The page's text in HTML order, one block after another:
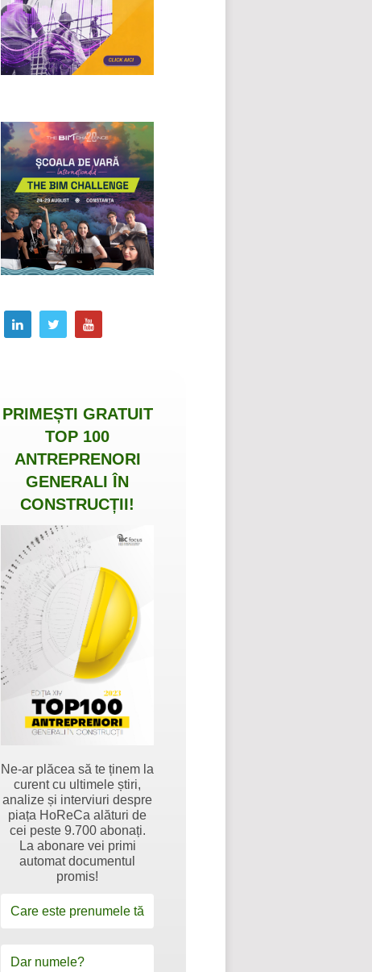
PRIMEȘTI GRATUIT
TOP 100
ANTREPRENORI
GENERALI ÎN
CONSTRUCȚII!
Ne-ar plăcea să te ținem la
curent cu ultimele știri,
analize și interviuri despre
piața HoReCa alături de
cei peste 9.700 abonați.
La abonare vei primi
automat documentul
promis!